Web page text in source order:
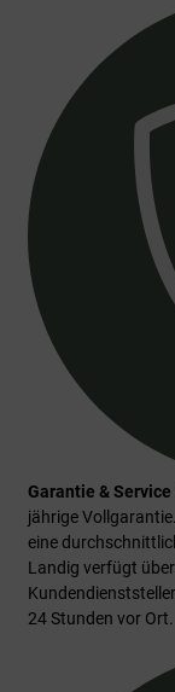
Garantie & Service
jährige
eine
Landig verfügt
24 Stunden vor Ort.